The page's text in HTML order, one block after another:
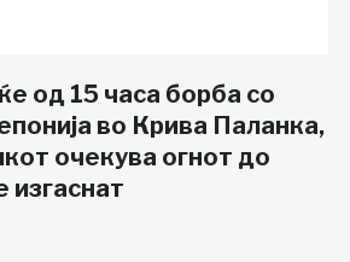
од 15 часа борба со
во Крива Паланка,
очекува огнот до
изгаснат